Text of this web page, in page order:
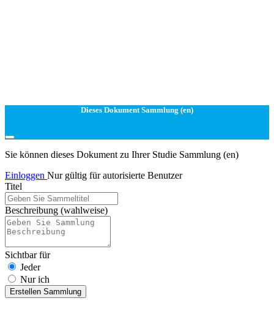
Dieses Dokument Sammlung (en)
Sie können dieses Dokument zu Ihrer Studie Sammlung (en)
Einloggen Nur gültig für autorisierte Benutzer
Titel
Beschreibung (wahlweise)
Sichtbar für
Jeder
Nur ich
Erstellen Sammlung